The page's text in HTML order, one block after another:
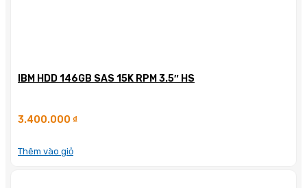
IBM HDD 146GB SAS 15K RPM 3.5″ HS
3.400.000 ₫
Thêm vào giỏ